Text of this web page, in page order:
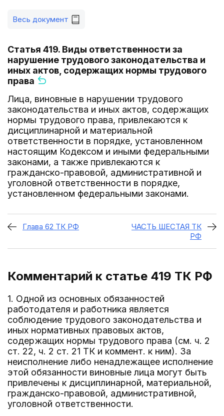
Весь документ
Статья 419. Виды ответственности за
нарушение трудового законодательства и
иных актов, содержащих нормы трудового
права
Лица, виновные в нарушении трудового
законодательства и иных актов, содержащих
нормы трудового права, привлекаются к
дисциплинарной и материальной
ответственности в порядке, установленном
настоящим Кодексом и иными федеральными
законами, а также привлекаются к
гражданско-правовой, административной и
уголовной ответственности в порядке,
установленном федеральными законами.
Глава 62 ТК РФ
ЧАСТЬ ШЕСТАЯ ТК
РФ
Комментарий к статье 419 ТК РФ
1. Одной из основных обязанностей
работодателя и работника является
соблюдение трудового законодательства и
иных нормативных правовых актов,
содержащих нормы трудового права (см. ч. 2
ст. 22, ч. 2 ст. 21 ТК и коммент. к ним). За
неисполнение либо ненадлежащее исполнение
этой обязанности виновные лица могут быть
привлечены к дисциплинарной, материальной,
гражданско-правовой, административной,
уголовной ответственности.